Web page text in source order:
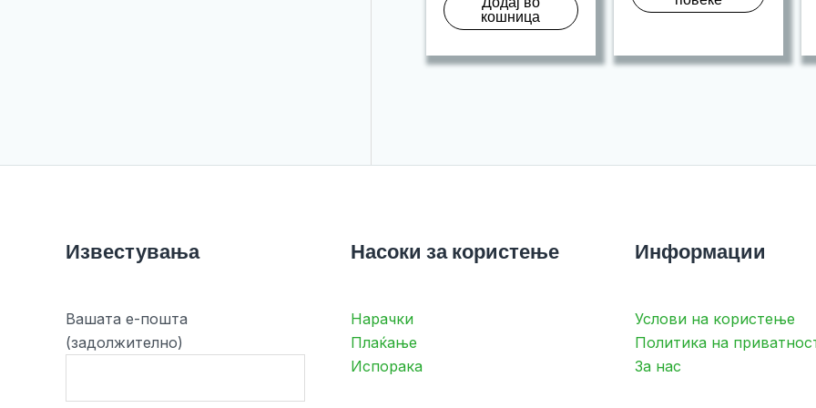
кошница
Известувања
Вашата е-пошта
(задолжително)
Насоки за користење
Нарачки
Плаќање
Испорака
Информации
Услови на користење
Политика на
За нас